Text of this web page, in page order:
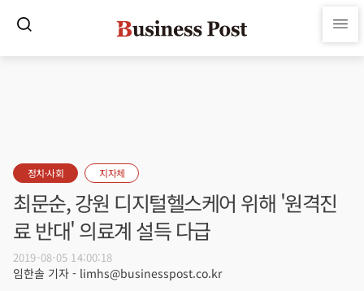
정치·사회 지자체
최문순, 강원 디지털헬스케어 위해 '원격진
료 반대' 의료계 설득 다급
2019-08-05 14:00:18
임한솔 기자 - limhs@businesspost.co.kr